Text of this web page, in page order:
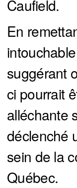
Caufield.
En
suggérant
ci pourrait
alléchante
déclenché
sein de la
Québec.